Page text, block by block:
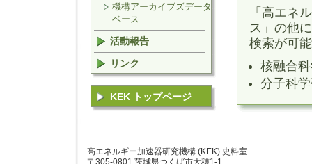
機構アーカイブズデータ
ベース
活動報告
リンク
KEK トップページ
「高エネ
ス」の他
検索が可
核融合
分子科
高エネルギー加速器研究機構 (KEK) 史料室
〒305-0801 茨城県つくば市大穂1-1